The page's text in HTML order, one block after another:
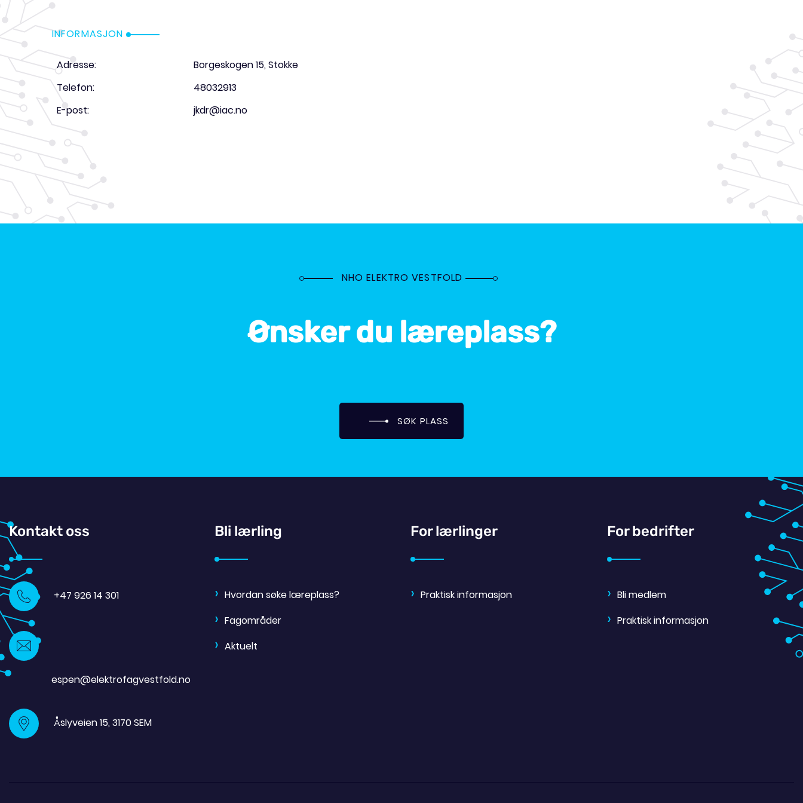
INFORMASJON
Adresse:
Borgeskogen 15, Stokke
Telefon:
48032913
E-post:
jkdr@iac.no
NHO ELEKTRO VESTFOLD
Ønsker du læreplass?
SØK PLASS
Kontakt oss
+47 926 14 301
espen@elektrofagvestfold.no
Åslyveien 15, 3170 SEM
Bli lærling
Hvordan søke læreplass?
Fagområder
Aktuelt
For lærlinger
Praktisk informasjon
For bedrifter
Bli medlem
Praktisk informasjon